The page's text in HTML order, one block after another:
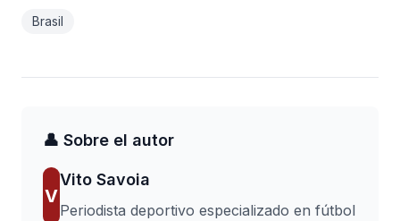
Brasil
👤 Sobre el autor
V
Vito Savoia
Periodista deportivo especializado en fútbol